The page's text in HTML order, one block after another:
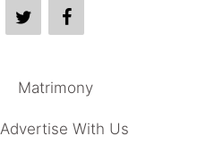
Matrimony
Advertise With Us